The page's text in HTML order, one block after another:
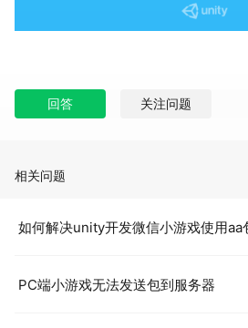
回答 关注问题
相关问题
如何解决unity开发微信小游戏使用aa包加
PC端小游戏无法发送包到服务器